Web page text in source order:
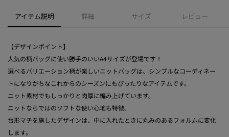
アイテム説明 詳細 サイズ レビュー
【デザインポイント】
人気の柄バッグに使い勝手のいいA4サイズが登場です！
選べるバリエーション柄が楽しいニットバッグは、シンプルなコーディネー
トになりがちなこれからのシーズンにもぴったりなアイテムです。
ニット素材でもしっかりと肉厚に編み上げています。
ニットならではのソフトな使い心地も特徴。
台形マチを施したデザインは、中に入れたときに丸みのあるフォルムに変化
します。